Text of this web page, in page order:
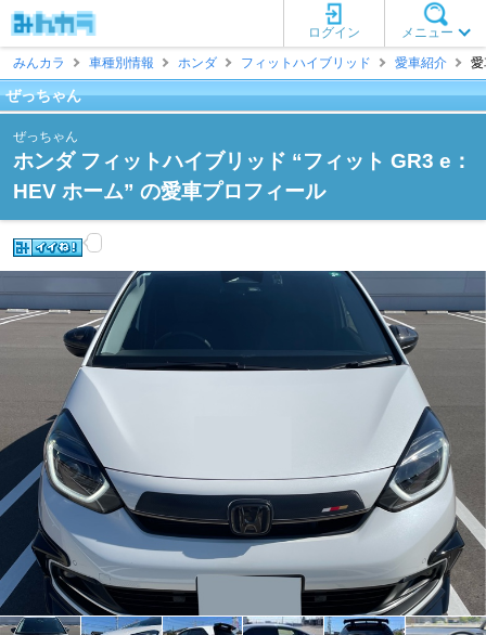
メニュー
ログイン
みんカラ
車種別情報 ホンダ フィットハイブリッド 愛車紹介
ぜっちゃん
ぜっちゃん
ホンダ フィットハイブリッド “フィット GR3 e：
HEV ホーム” の愛車プロフィール